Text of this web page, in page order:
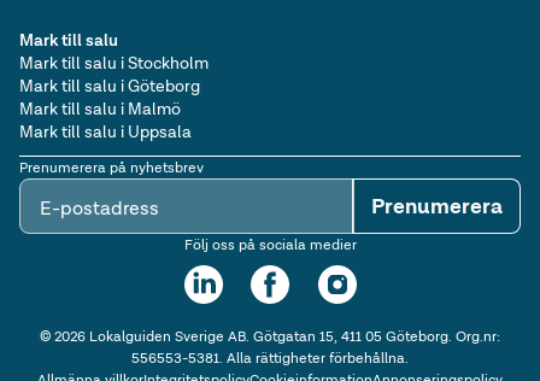
Mark till salu
Mark till salu i Stockholm
Mark till salu i Göteborg
Mark till salu i Malmö
Mark till salu i Uppsala
Prenumerera på nyhetsbrev
E-postadress Prenumerera
Följ oss på sociala medier
©2026Lokalguiden Sverige AB. Götgatan 15, 411 05 Göteborg. Org.nr:
556553-5381. Alla rättigheter förbehållna.